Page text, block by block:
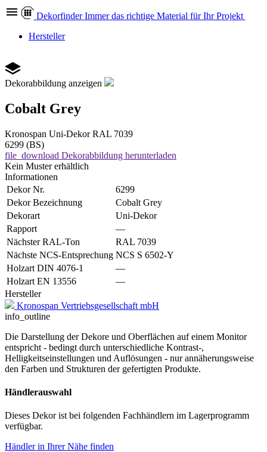
Dekorfinder Immer das richtige Material für Ihr Projekt
Hersteller
Dekorabbildung anzeigen
Cobalt Grey
Kronospan Uni-Dekor RAL 7039
6299 (BS)
file_download Dekorabbildung herunterladen
Kein Muster erhältlich
Informationen
Dekor Nr.
6299
Dekor Bezeichnung
Cobalt Grey
Dekorart
Uni-Dekor
Rapport
—
Nächster RAL-Ton
RAL 7039
Nächste NCS-Entsprechung NCS S 6502-Y
Holzart DIN 4076-1
—
Holzart EN 13556
—
Hersteller
Kronospan Vertriebsgesellschaft mbH
info_outline
Die Darstellung der Dekore und Oberflächen auf einem Monitor
entspricht - bedingt durch unterschiedliche Kontrast-,
Helligkeitseinstellungen und Auflösungen - nur annäherungsweise
den Farben und Strukturen der gefertigten Produkte.
Händlerauswahl
Dieses Dekor ist bei folgenden Fachhändlern im Lagerprogramm
verfügbar.
Händler in Ihrer Nähe finden